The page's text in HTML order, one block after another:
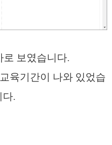
보였습니다.
육기간이 나와 있었습
다.